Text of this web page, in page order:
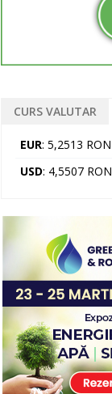
CURS VALUTAR
EUR: 5,2513 RON
USD: 4,5507 RON